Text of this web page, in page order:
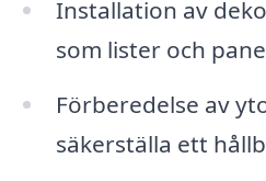
Installation av
som lister och
Förberedelse av
säkerställa ett